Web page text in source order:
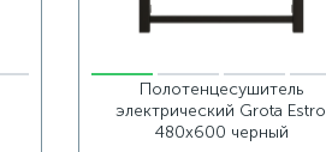
Полотенцесушитель
электрический Grota Estro
480x600 черный